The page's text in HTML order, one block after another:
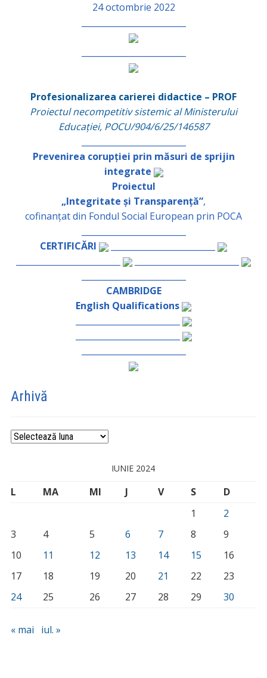
24 octombrie 2022
Profesionalizarea carierei didactice – PROF
Proiectul necompetitiv sistemic al Ministerului
Educației, POCU/904/6/25/146587
Prevenirea corupției prin măsuri de sprijin
integrate
Proiectul
„Integritate și Transparență”,
cofinanțat din Fondul Social European prin POCA
CERTIFICĂRI
CAMBRIDGE
English Qualifications
Arhivă
Arhivă
IUNIE 2024
L MA MI J V S
D
1
2
3
4 5 6 7 8
9
10
11 12 13 14 15
16
17
18 19 20 21 22
23
24
25 26 27 28 29 30
« mai iul. »